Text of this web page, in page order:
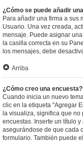
¿Cómo se puede añadir
Para añadir una firma a sus
Usuario. Una vez creada,
mensaje. Puede asignar
la casilla correcta en su
los mensajes, debe
Arriba
¿Cómo creo una encuesta?
Cuando inicia un nuevo
clic en la etiqueta "Agregar
la visualiza, significa que
encuestas. Inserte un título
asegurándose de que cada
formulario. También puede